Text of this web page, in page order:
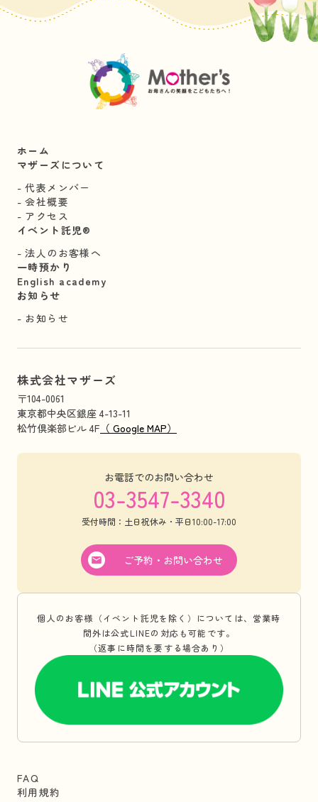
ホーム
マザーズについて
代表メンバー
会社概要
アクセス
イベント託児®︎
法人のお客様へ
一時預かり
English academy
お知らせ
お知らせ
株式会社マザーズ
〒104-0061
東京都中央区銀座 4-13-11
松竹倶楽部ビル 4F （ Google MAP）
お電話でのお問い合わせ
03-3547-3340
受付時間：土日祝休み・平日10:00-17:00
ご予約・お問い合わせ
個人のお客様（イベント託児を除く）については、営業時
間外は公式LINEの対応も可能です。
（返事に時間を要する場合あり）
FAQ
利用規約